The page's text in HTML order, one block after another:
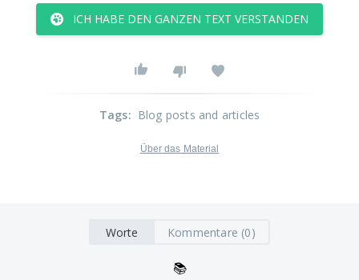
ICH HABE DEN GANZEN TEXT VERSTANDEN
Tags: Blog posts and articles
Über das Material
Worte Kommentare (0)
📚